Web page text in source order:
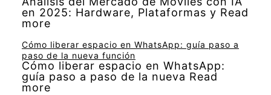
en 2025: Hardware, Plataformas y Read
more
Cómo liberar espacio en WhatsApp: guía paso a
paso de la nueva función
Cómo liberar espacio en WhatsApp:
guía paso a paso de la nueva Read
more